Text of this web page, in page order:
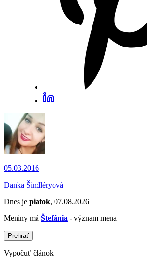
05.03.2016
Danka Šindléryová
Dnes je piatok, 07.08.2026
Meniny má Štefánia - význam mena
Prehrať
Vypočuť článok